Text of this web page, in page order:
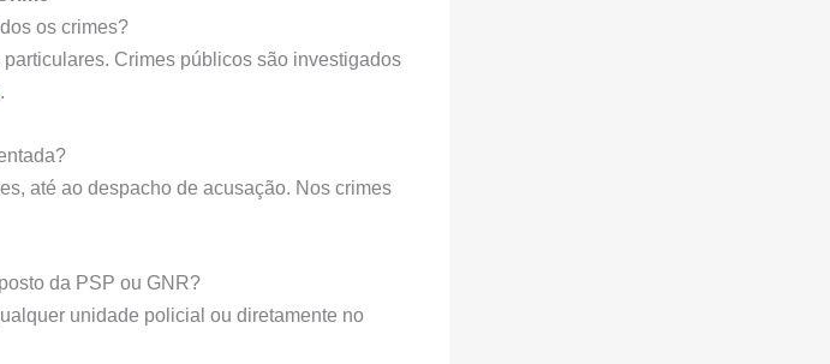
os crimes?
Crimes públicos são investigados
.
até ao despacho de acusação. Nos crimes
da PSP ou GNR?
unidade policial ou diretamente no